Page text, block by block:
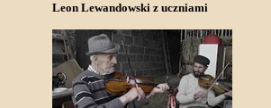
Leon Lewandowski z uczniami